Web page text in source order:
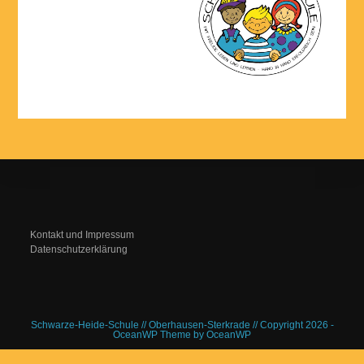
Kontakt und Impressum
Datenschutzerklärung
Schwarze-Heide-Schule // Oberhausen-Sterkrade // Copyright 2026 -
OceanWP Theme by OceanWP